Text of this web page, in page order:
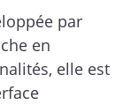
par
en
elle est